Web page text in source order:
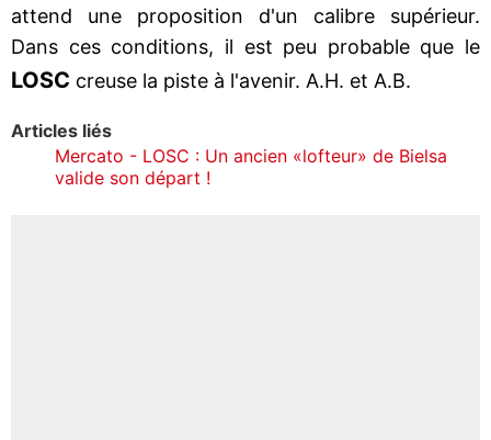
attend une proposition d'un calibre supérieur.
Dans ces conditions, il est peu probable que le
LOSC creuse la piste à l'avenir. A.H. et A.B.
Articles liés
Mercato - LOSC : Un ancien «lofteur» de Bielsa
valide son départ !